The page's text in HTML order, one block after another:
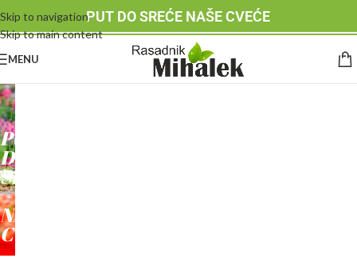
Skip to navigation
Skip to main content
PUT DO SREĆE NAŠE CVEĆE
MENU
RASADNIK
MIHALEK
PUT
DO
SREĆE
-
NAŠE
CVEĆE